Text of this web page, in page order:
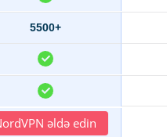
5500+
əldə edin